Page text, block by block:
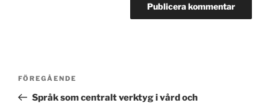
Inläggsnavigering
Föregående
inlägg
FÖREGÅENDE
Språk som centralt verktyg i vård och